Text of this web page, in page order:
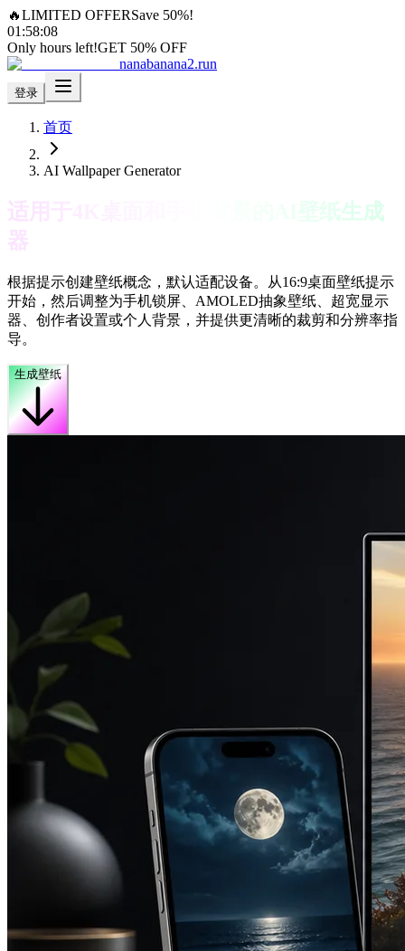
🔥LIMITED OFFERSave 50%!
01 :58:06
Only hours left!GET 50% OFF
nanabanana2.run
登录
首页
AI Wallpaper Generator
适用于4K桌面和手机背景的AI壁纸生成
器
根据提示创建壁纸概念，默认适配设备。从16:9桌面壁纸提示
开始，然后调整为手机锁屏、AMOLED抽象壁纸、超宽显示
器、创作者设置或个人背景，并提供更清晰的裁剪和分辨率指
导。
生成壁纸